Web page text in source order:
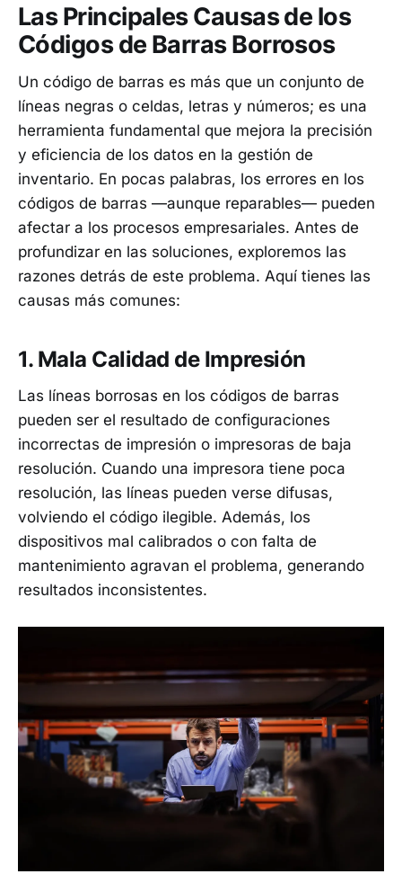
Las Principales Causas de los
Códigos de Barras Borrosos
Un código de barras es más que un conjunto de
líneas negras o celdas, letras y números; es una
herramienta fundamental que mejora la precisión
y eficiencia de los datos en la gestión de
inventario. En pocas palabras, los errores en los
códigos de barras —aunque reparables— pueden
afectar a los procesos empresariales. Antes de
profundizar en las soluciones, exploremos las
razones detrás de este problema. Aquí tienes las
causas más comunes:
1. Mala Calidad de Impresión
Las líneas borrosas en los códigos de barras
pueden ser el resultado de configuraciones
incorrectas de impresión o impresoras de baja
resolución. Cuando una impresora tiene poca
resolución, las líneas pueden verse difusas,
volviendo el código ilegible. Además, los
dispositivos mal calibrados o con falta de
mantenimiento agravan el problema, generando
resultados inconsistentes.